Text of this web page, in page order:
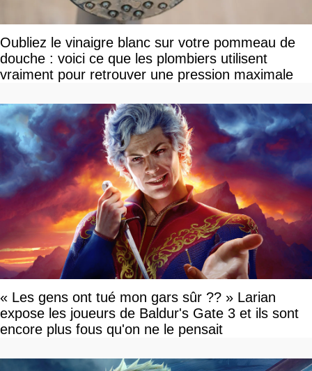
Oubliez le vinaigre blanc sur votre pommeau de
douche : voici ce que les plombiers utilisent
vraiment pour retrouver une pression maximale
« Les gens ont tué mon gars sûr ?? » Larian
expose les joueurs de Baldur's Gate 3 et ils sont
encore plus fous qu'on ne le pensait